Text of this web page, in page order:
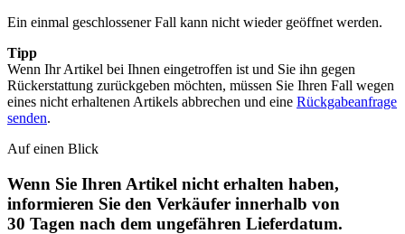
Ein einmal geschlossener Fall kann nicht wieder geöffnet werden.
Tipp
Wenn Ihr Artikel bei Ihnen eingetroffen ist und Sie ihn gegen
Rückerstattung zurückgeben möchten, müssen Sie Ihren Fall wegen
eines nicht erhaltenen Artikels abbrechen und eine Rückgabeanfrage
senden.
Auf einen Blick
Wenn Sie Ihren Artikel nicht erhalten haben,
informieren Sie den Verkäufer innerhalb von
30 Tagen nach dem ungefähren Lieferdatum.